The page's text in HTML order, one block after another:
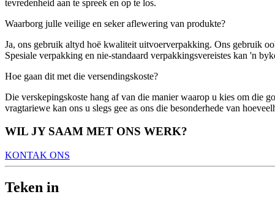
tevredenheid aan te spreek en op te los.
Waarborg julle veilige en seker aflewering van produkte?
Ja, ons gebruik altyd hoë kwaliteit uitvoerverpakking. Ons gebruik
Spesiale verpakking en nie-standaard verpakkingsvereistes kan 'n
Hoe gaan dit met die versendingskoste?
Die verskepingskoste hang af van die manier waarop u kies om die
vragtariewe kan ons u slegs gee as ons die besonderhede van
WIL JY SAAM MET ONS WERK?
KONTAK ONS
Teken in